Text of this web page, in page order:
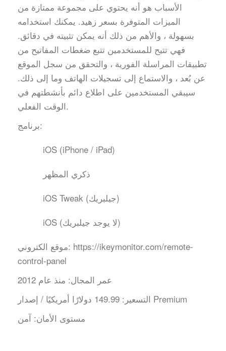
الأسباب هو أنه يحتوي على مجموعة ممتازة من
الميزات المتوفرة بسعر زهيد. يمكنك استخدامه
بسهولة ، والأهم من ذلك أنه يمكن تثبيته في دقائق.
فهي تتيح للمستخدمين تتبع ضغطات المفاتيح من
تطبيقات المراسلة الفورية ، والتحقق من سجل الموقع
عن بُعد ، والاستماع إلى تسجيلات الهاتف وما إلى ذلك.
سيبقي المستخدمين على اطلاع دائم بأنشطتهم في
الوقت الفعلي.
برنامج:
iOS (iPhone / iPad)
ذكري المظهر
iOS Tweak (جيلبريك)
iOS (لا يوجد جيلبريك)
موقع الكتروني: https://ikeymonitor.com/remote-
control-panel
عمر المجال: منذ عام 2012
التسعير: 149.99 دولارًا أمريكيًا / إصدار Premium
مستوى الأمان: آمن